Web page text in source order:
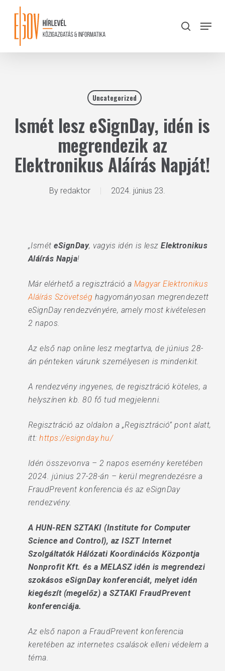
content
search
Menu
Uncategorized
Ismét lesz eSignDay, idén is
megrendezik az
Elektronikus Aláírás Napját!
By redaktor 2024. június 23.
„IsméteSignDay, vagyis idén is leszElektronikus
Aláírás Napja!
Már elérhető a regisztráció a Magyar Elektronikus
Aláírás Szövetség hagyományosan megrendezett
eSignDay rendezvényére, amely most kivételesen
2 napos.
Az első nap online lesz megtartva, de június 28-
án pénteken várunk személyesen is mindenkit.
A rendezvény ingyenes, de regisztráció köteles, a
helyszínen kb. 80 fő tud megjelenni.
Regisztráció az oldalon a „Regisztráció” pont alatt,
itt:https://esignday.hu/
Idén összevonva – 2 napos esemény keretében
2024. június 27-28-án – kerül megrendezésre a
FraudPrevent konferencia és az eSignDay
rendezvény.
A HUN-REN SZTAKI (Institute for Computer
Science and Control), az ISZT Internet
Szolgáltatók Hálózati Koordinációs Központja
Nonprofit Kft. és a MELASZ idén is megrendezi
szokásos eSignDay konferenciát, melyet idén
kiegészít (megelőz) a SZTAKI FraudPrevent
konferenciája.
Az első napon a FraudPrevent konferencia
keretében az internetes csalások elleni védelem a
téma.
Close